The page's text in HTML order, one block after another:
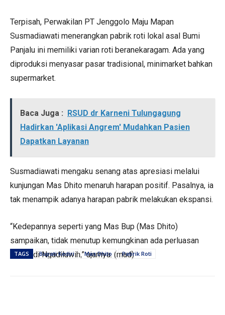
Terpisah, Perwakilan PT Jenggolo Maju Mapan
Susmadiawati menerangkan pabrik roti lokal asal Bumi
Panjalu ini memiliki varian roti beranekaragam. Ada yang
diproduksi menyasar pasar tradisional, minimarket bahkan
supermarket.
Baca Juga : RSUD dr Karneni Tulungagung
Hadirkan 'Aplikasi Angrem' Mudahkan Pasien
Dapatkan Layanan
Susmadiawati mengaku senang atas apresiasi melalui
kunjungan Mas Dhito menaruh harapan positif. Pasalnya, ia
tak menampik adanya harapan pabrik melakukan ekspansi.
“Kedepannya seperti yang Mas Bup (Mas Dhito)
sampaikan, tidak menutup kemungkinan ada perluasan
selain di Ngadiluwih,” ujarnya. (mad)
TAGS Bupati Kediri Mas Dhito Pabrik Roti